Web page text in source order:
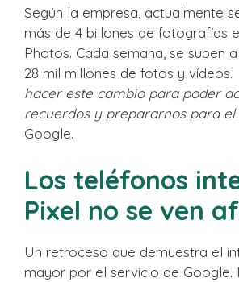
Según la empresa, actualmente
más de 4 billones de fotografías
Photos. Cada semana, se suben
28 mil millones de fotos y vídeos.
hacer este cambio para poder
recuerdos y prepararnos para el
Google.
Los teléfonos
Pixel no se ven
Un retroceso que demuestra el
mayor por el servicio de Google.